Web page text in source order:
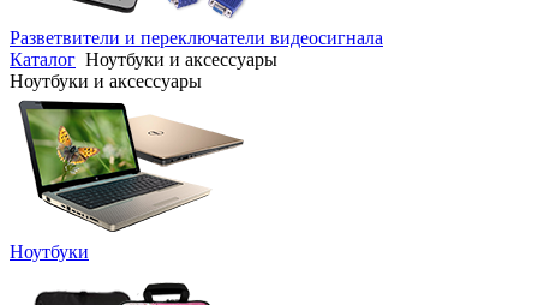
Разветвители и переключатели видеосигнала
Каталог Ноутбуки и аксессуары
Ноутбуки и аксессуары
Ноутбуки